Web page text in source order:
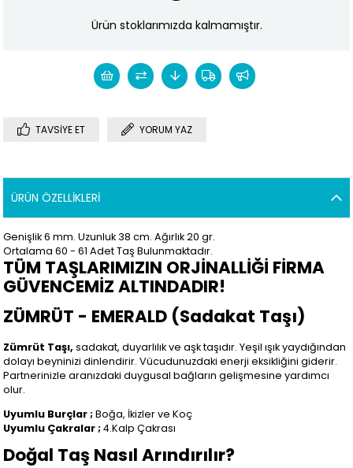
Ürün stoklarımızda kalmamıştır.
TAVSIYE ET YORUM YAZ
ÜRÜN ÖZELLIKLERI
Genişlik 6 mm. Uzunluk 38 cm. Ağırlık 20 gr.
Ortalama 60 - 61 Adet Taş Bulunmaktadır.
TÜM TAŞLARIMIZIN ORJİNALLİĞİ FİRMA
GÜVENCEMİZ ALTINDADIR!
ZÜMRÜT - EMERALD (Sadakat Taşı)
Zümrüt Taşı,sadakat, duyarlılık ve aşk taşıdır. Yeşil ışık yaydığından
dolayı beyninizi dinlendirir. Vücudunuzdaki enerji eksikliğini giderir.
Partnerinizle aranızdaki duygusal bağların gelişmesine yardımcı
olur.
Uyumlu Burçlar ;Boğa, İkizler ve Koç
Uyumlu Çakralar ;4.Kalp Çakrası
Doğal Taş Nasıl Arındırılır?